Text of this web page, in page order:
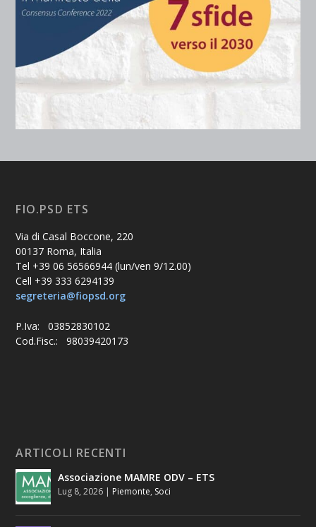
FIO.PSD ETS
Via di Casal Boccone, 220
00137 Roma, Italia
Tel +39 06 56566944 (lun/ven 9/12.00)
Cell +39 333 6294139
segreteria@fiopsd.org
P.Iva: 03852830102
Cod.Fisc.: 98039420173
ARTICOLI RECENTI
Associazione MAMRE ODV – ETS
Lug 8, 2026 | Piemonte, Soci